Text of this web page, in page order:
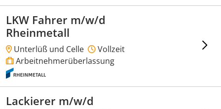
LKW Fahrer m/w/d
Rheinmetall
Unterlüß und Celle
Vollzeit
Arbeitnehmerüberlassung
Lackierer m/w/d